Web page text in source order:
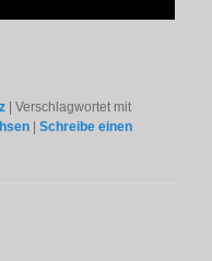
|Verschlagwortet mit
|Schreibe einen